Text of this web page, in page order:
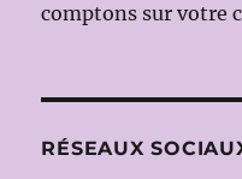
comptons sur votre
RÉSEAUX